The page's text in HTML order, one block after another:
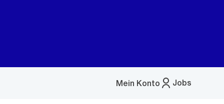
Jobs
Mein Konto
Menü